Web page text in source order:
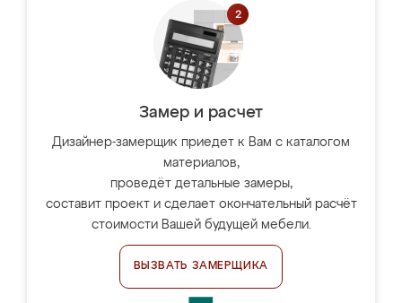
Замер и расчет
Дизайнер-замерщик приедет к Вам с каталогом
материалов,
проведёт детальные замеры,
составит проект и сделает окончательный расчёт
стоимости Вашей будущей мебели.
ВЫЗВАТЬ ЗАМЕРЩИКА